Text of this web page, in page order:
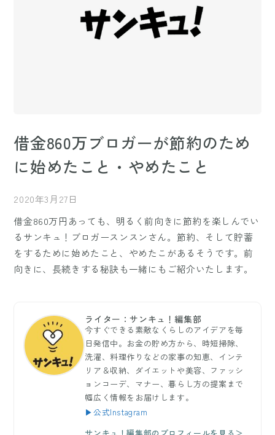
借金860万ブロガーが節約のため
に始めたこと・やめたこと
2020年3月27日
借金860万円あっても、明るく前向きに節約を楽しんでい
るサンキュ！ブロガースンスンさん。節約、そして貯蓄
をするために始めたこと、やめたこがあるそうです。前
向きに、長続きする秘訣も一緒にもご紹介いたします。
ライター：サンキュ！編集部
今すぐできる素敵なくらしのアイデアを毎
日発信中。お金の貯め方から、時短掃除、
洗濯、料理作りなどの家事の知恵、インテ
リア＆収納、ダイエットや美容、ファッシ
ョンコーデ、マナー、暮らし方の提案まで
幅広く情報をお届けします。
▶公式Instagram